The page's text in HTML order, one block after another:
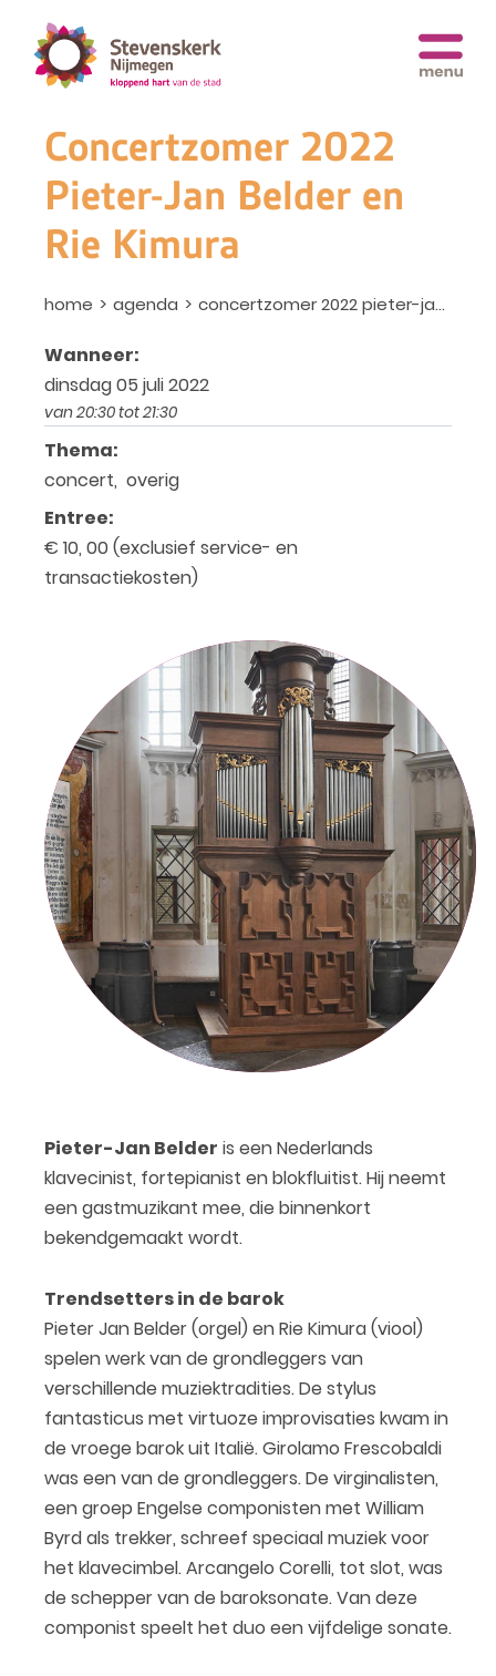
Concertzomer 2022
Pieter-Jan Belder en
Rie Kimura
home agenda concertzomer 2022 pieter-jan belder en rie kimura
Wanneer:
dinsdag 05 juli 2022
van 20:30 tot 21:30
Thema:
concert, overig
Entree:
€ 10, 00 (exclusief service- en
transactiekosten)
Pieter-Jan Belder is een Nederlands
klavecinist, fortepianist en blokfluitist. Hij neemt
een gastmuzikant mee, die binnenkort
bekendgemaakt wordt.
Trendsetters in de barok
Pieter Jan Belder (orgel) en Rie Kimura (viool)
spelen werk van de grondleggers van
verschillende muziektradities. De stylus
fantasticus met virtuoze improvisaties kwam in
de vroege barok uit Italië. Girolamo Frescobaldi
was een van de grondleggers. De virginalisten,
een groep Engelse componisten met William
Byrd als trekker, schreef speciaal muziek voor
het klavecimbel. Arcangelo Corelli, tot slot, was
de schepper van de baroksonate. Van deze
componist speelt het duo een vijfdelige sonate.